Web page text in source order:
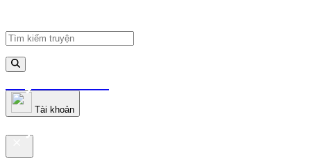
truyenfullz.com
Tài khoản
truyenfullz.com